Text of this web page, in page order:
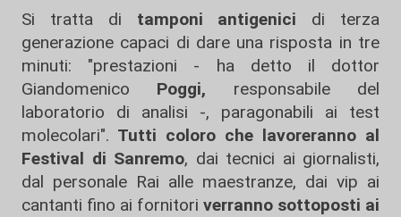
Si tratta di tamponi antigenici di terza
generazione capaci di dare una risposta in tre
minuti: "prestazioni - ha detto il dottor
Giandomenico Poggi, responsabile del
laboratorio di analisi -, paragonabili ai test
molecolari". Tutti coloro che lavoreranno al
Festival di Sanremo, dai tecnici ai giornalisti,
dal personale Rai alle maestranze, dai vip ai
cantanti fino ai fornitori verranno sottoposti ai